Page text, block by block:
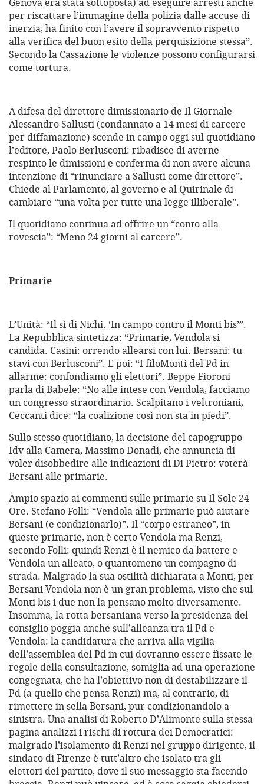
per riscattare l’immagine della polizia dalle accuse di
inerzia, ha finito con l’avere il sopravvento rispetto
alla verifica del buon esito della perquisizione stessa”.
Secondo la Cassazione le violenze possono configurarsi
come tortura.
A difesa del direttore dimissionario de Il Giornale
Alessandro Sallusti (condannato a 14 mesi di carcere
per diffamazione) scende in campo oggi sul quotidiano
l’editore, Paolo Berlusconi: ribadisce di averne
respinto le dimissioni e conferma di non avere alcuna
intenzione di “rinunciare a Sallusti come direttore”.
Chiede al Parlamento, al governo e al Quirinale di
cambiare “una volta per tutte una legge illiberale”.
Il quotidiano continua ad offrire un “conto alla
rovescia”: “Meno 24 giorni al carcere”.
Primarie
L’Unità: “Il sì di Nichi. ‘In campo contro il Monti bis’”.
La Repubblica sintetizza: “Primarie, Vendola si
candida. Casini: orrendo allearsi con lui. Bersani: tu
stavi con Berlusconi”. E poi: “I filoMonti del Pd in
allarme: confondiamo gli elettori”. Beppe Fioroni
parla di Babele: “No alle intese con Vendola, facciamo
un congresso straordinario. Scalpitano i veltroniani,
Ceccanti dice: “la coalizione così non sta in piedi”.
Sullo stesso quotidiano, la decisione del capogruppo
Idv alla Camera, Massimo Donadi, che annuncia di
voler disobbedire alle indicazioni di Di Pietro: voterà
Bersani alle primarie.
Ampio spazio ai commenti sulle primarie su Il Sole 24
Ore. Stefano Folli: “Vendola alle primarie può aiutare
Bersani (e condizionarlo)”. Il “corpo estraneo”, in
queste primarie, non è certo Vendola ma Renzi,
secondo Folli: quindi Renzi è il nemico da battere e
Vendola un alleato, o quantomeno un compagno di
strada. Malgrado la sua ostilità dichiarata a Monti, per
Bersani Vendola non è un gran problema, visto che sul
Monti bis i due non la pensano molto diversamente.
Insomma, la rotta bersaniana verso la presidenza del
consiglio poggia anche sull’alleanza tra il Pd e
Vendola: la candidatura che arriva alla vigilia
dell’assemblea del Pd in cui dovranno essere fissate le
regole della consultazione, somiglia ad una operazione
congegnata, che ha l’obiettivo non di destabilizzare il
Pd (a quello che pensa Renzi) ma, al contrario, di
rimettere in sella Bersani, pur condizionandolo a
sinistra. Una analisi di Roberto D’Alimonte sulla stessa
pagina analizzi i rischi di rottura dei Democratici:
malgrado l’isolamento di Renzi nel gruppo dirigente, il
sindaco di Firenze è tutt’altro che isolato tra gli
elettori del partito, dove il suo messaggio sta facendo